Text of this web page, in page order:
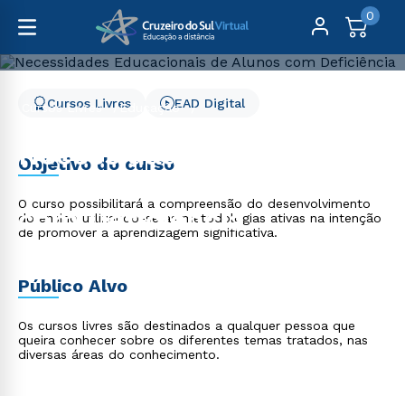
0
Cursos Livres
Educação
Necessidades
Educacionais de Alunos
com Deficiência
Cursos Livres EAD Digital
Objetivo do curso
O curso possibilitará a compreensão do desenvolvimento
do ensino utlizando-se as metodologias ativas na intenção
de promover a aprendizagem significativa.
Público Alvo
Os cursos livres são destinados a qualquer pessoa que
queira conhecer sobre os diferentes temas tratados, nas
diversas áreas do conhecimento.